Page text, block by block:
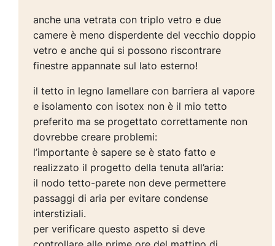
anche una vetrata con triplo vetro e due
camere è meno disperdente del vecchio doppio
vetro e anche qui si possono riscontrare
finestre appannate sul lato esterno!
il tetto in legno lamellare con barriera al vapore
e isolamento con isotex non è il mio tetto
preferito ma se progettato correttamente non
dovrebbe creare problemi:
l’importante è sapere se è stato fatto e
realizzato il progetto della tenuta all’aria:
il nodo tetto-parete non deve permettere
passaggi di aria per evitare condense
interstiziali.
per verificare questo aspetto si deve